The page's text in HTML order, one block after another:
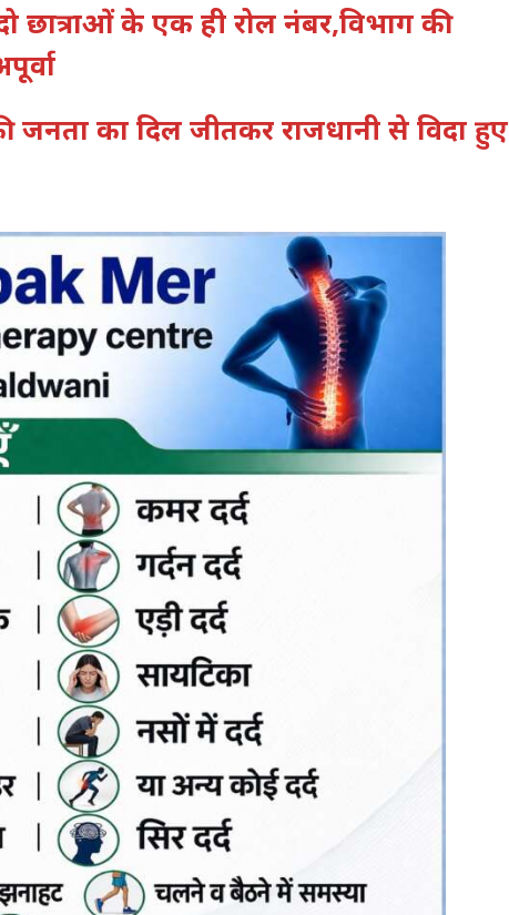
छात्राओं के एक ही रोल नंबर,विभाग की
जनता का दिल जीतकर राजधानी से विदा हुए